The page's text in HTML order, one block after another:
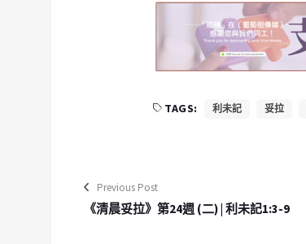
TAGS: 利未記 妥拉
Previous Post
《清晨妥拉》第24週 (二) | 利未記1:3-9